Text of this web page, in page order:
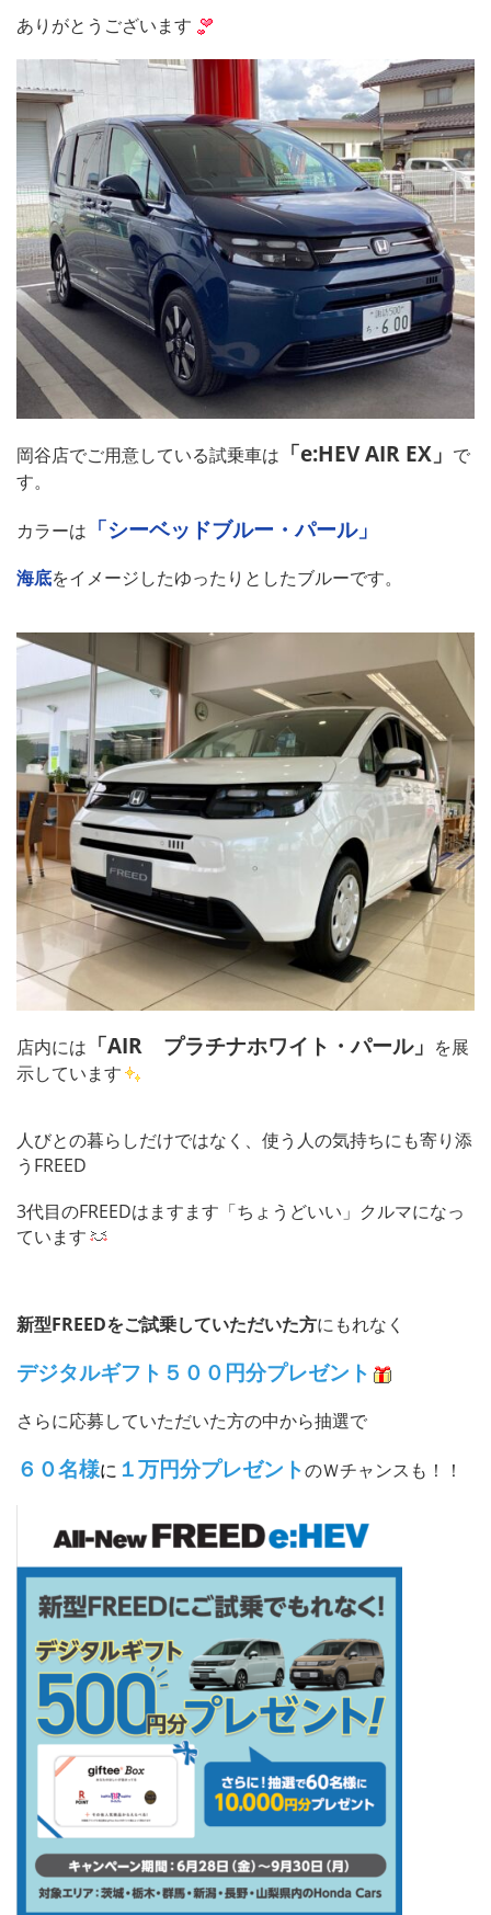
ありがとうございます
岡谷店でご用意している試乗車は 「e:HEV AIR EX」 で
す。
カラーは 「シーベッドブルー・パール」
海底をイメージしたゆったりとしたブルーです。
店内には 「AIR プラチナホワイト・パール」 を展
示しています
人びとの暮らしだけではなく、使う人の気持ちにも寄り添
うFREED
3代目のFREEDはますます「ちょうどいい」クルマになっ
ています
新型FREEDをご試乗していただいた方にもれなく
デジタルギフト５００円分プレゼント
さらに応募していただいた方の中から抽選で
６０名様に １万円分プレゼントのＷチャンスも！！